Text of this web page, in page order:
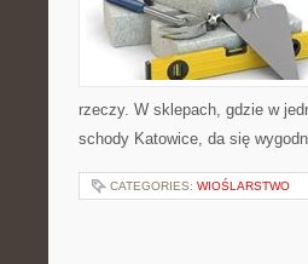
rzeczy. W sklepach, gdzie w
schody Katowice, da się
CATEGORIES: WIOŚLARSTWO